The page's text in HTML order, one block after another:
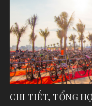
CHI TIẾT, TỔNG